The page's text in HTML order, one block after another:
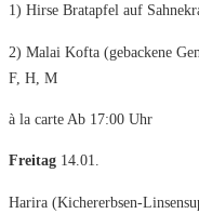
1) Hirse Bratapfel auf
2) Malai Kofta (gebackene
F, H, M
à la carte Ab 17:00 Uhr
Freitag 14.01.
Harira (Kichererbsen-